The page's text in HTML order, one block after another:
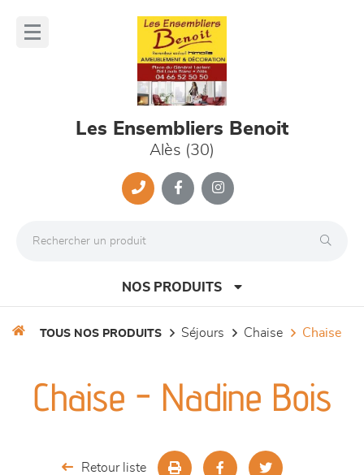
Les Ensembliers Benoit
Alès (30)
NOS PRODUITS
séjours
meubles de complément
TOUS NOS PRODUITS séjours chaise chaise
Chaise - Nadine Bois
Retour liste